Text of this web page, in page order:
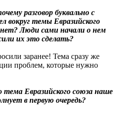
разговор буквально с
вокруг темы Евразийского
нет? Люди сами начали о нем
их это сделать?
заранее! Тема сразу же
проблем, которые нужно
Евразийского союза наше
в первую очередь?